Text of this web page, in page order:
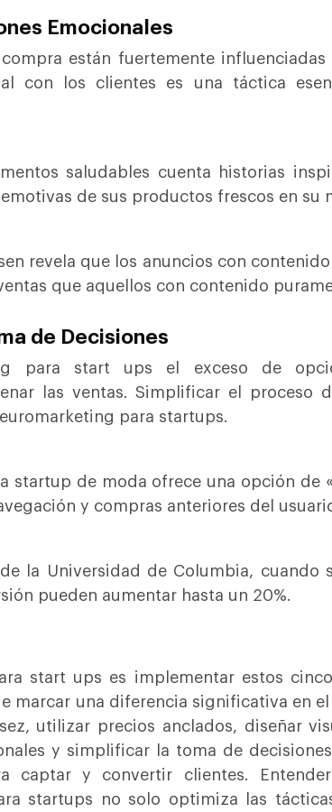
Emocionales
están fuertemente
con los clientes es una táctica
saludables cuenta historias
de sus productos frescos en su
revela que los anuncios con
que aquellos con contenido
de Decisiones
para start ups el exceso de
las ventas. Simplificar el proceso
para startups.
startup de moda ofrece una opción de
y compras anteriores del
la Universidad de Columbia, cuando
pueden aumentar hasta un 20%.
start ups es implementar estos
marcar una diferencia significativa en
utilizar precios anclados, diseñar
y simplificar la toma de
captar y convertir clientes.
startups no solo optimiza las